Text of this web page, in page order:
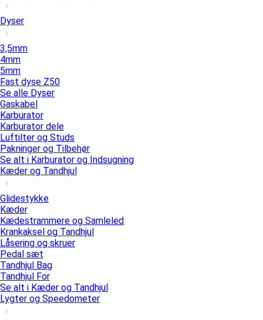
Dyser
3,5mm
4mm
5mm
Fast dyse Z50
Se alle Dyser
Gaskabel
Karburator
Karburator dele
Luftilter og Studs
Pakninger og Tilbehør
Se alt i Karburator og Indsugning
Kæder og Tandhjul
Glidestykke
Kæder
Kædestrammere og Samleled
Krankaksel og Tandhjul
Låsering og skruer
Pedal sæt
Tandhjul Bag
Tandhjul For
Se alt i Kæder og Tandhjul
Lygter og Speedometer